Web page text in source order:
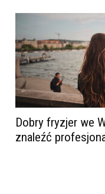
Dobry fryzjer we
znaleźć